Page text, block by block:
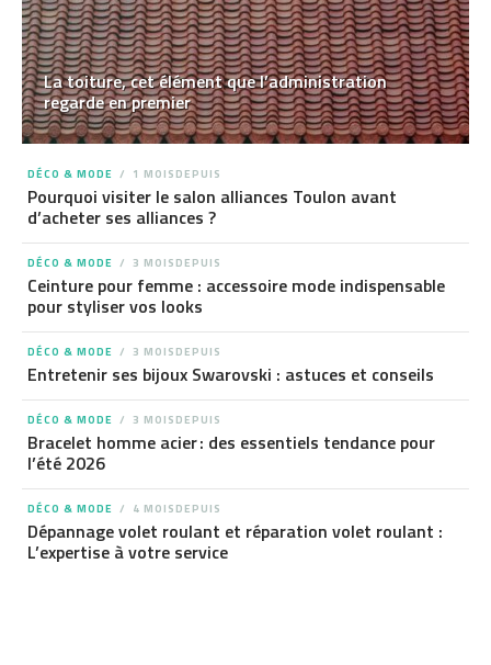
La toiture, cet élément que l’administration
regarde en premier
DÉCO & MODE 1 MOISDEPUIS
Pourquoi visiter le salon alliances Toulon avant
d’acheter ses alliances ?
DÉCO & MODE 3 MOISDEPUIS
Ceinture pour femme : accessoire mode indispensable
pour styliser vos looks
DÉCO & MODE 3 MOISDEPUIS
Entretenir ses bijoux Swarovski : astuces et conseils
DÉCO & MODE 3 MOISDEPUIS
Bracelet homme acier : des essentiels tendance pour
l’été 2026
DÉCO & MODE 4 MOISDEPUIS
Dépannage volet roulant et réparation volet roulant :
L’expertise à votre service